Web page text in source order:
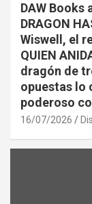
DAW Books
DRAGON
Wiswell, el
QUIEN
dragón de
opuestas lo
poderoso
16/07/2026